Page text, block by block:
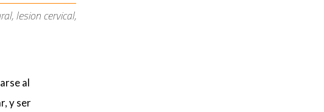
lesion cervical,
al
y ser